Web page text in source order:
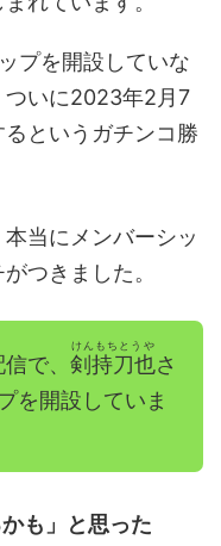
プを開設していな
ついに2023年2月7
というガチンコ勝
本当にメンバーシッ
つきました。
で、 剣持刀也
けんもちとうや
さ
を開設していま
も」と思った